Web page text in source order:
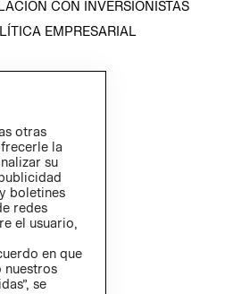
CON INVERSIONISTAS
EMPRESARIAL
otras
la
su
boletines
redes
el usuario,
en que
nuestros
se